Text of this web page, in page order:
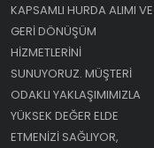
KAPSAMLI HURDA ALIMI VE
GERI DÖNÜŞÜM
HIZMETLERINI
SUNUYORUZ. MÜŞTERI
ODAKLI YAKLAŞIMIMIZLA
YÜKSEK DEĞER ELDE
ETMENIZI SAĞLIYOR,